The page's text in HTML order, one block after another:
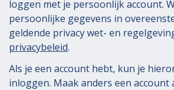
loggen met je persoonlijk account.
persoonlijke gegevens in
geldende privacy wet- en
privacybeleid.
Als je een account hebt, kun je
inloggen. Maak anders een account